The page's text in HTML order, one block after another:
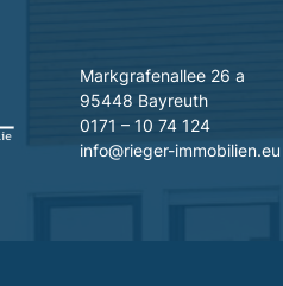
Markgrafenallee 26 a
95448 Bayreuth
0171 – 10 74 124
info@rieger-immobilien.eu